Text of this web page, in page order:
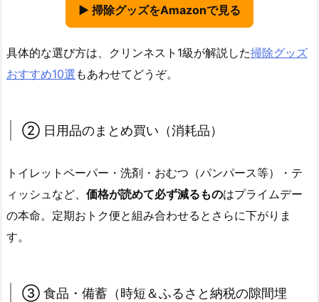
▶ 掃除グッズをAmazonで見る
具体的な選び方は、クリンネスト1級が解説した掃除グッズ
おすすめ10選 もあわせてどうぞ。
② 日用品のまとめ買い（消耗品）
トイレットペーパー・洗剤・おむつ（パンパース等）・テ
ィッシュなど、 価格が読めて必ず減るものはプライムデー
の本命。定期おトク便と組み合わせるとさらに下がりま
す。
③ 食品・備蓄（時短＆ふるさと納税の隙間埋